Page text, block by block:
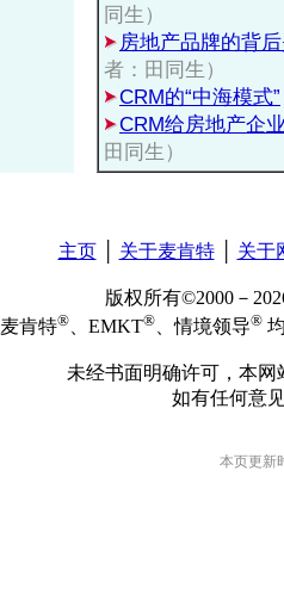
同生）
房地产品牌的背
者：田同生）
CRM的“中海模式”
CRM给房地产企
田同生）
主页│ 关于麦肯特│ 关于
版权所有©2000－
麦肯特® 、EMKT® 、情境领导®
未经书面明确许可，本
如有任何意
本页更新